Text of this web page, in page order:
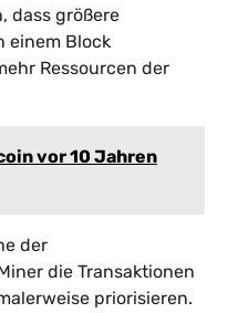
dass größere
einem Block
Ressourcen der
vor 10 Jahren
der
die Transaktionen
priorisieren.